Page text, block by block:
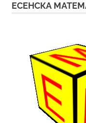
ЕСЕНСКА